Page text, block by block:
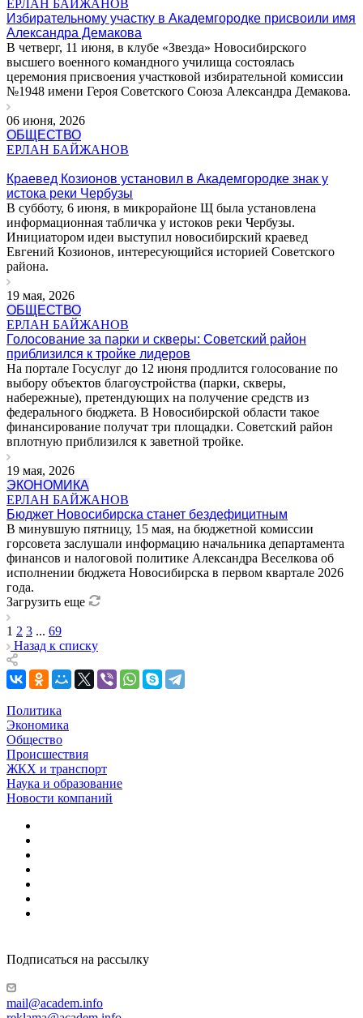
ЕРЛАН БАЙЖАНОВ
Избирательному участку в Академгородке присвоили имя
Александра Демакова
В четверг, 11 июня, в клубе «Звезда» Новосибирского
высшего военного командного училища состоялась
церемония присвоения участковой избирательной комиссии
№1948 имени Героя Советского Союза Александра Демакова.
06 июня, 2026
ОБЩЕСТВО
ЕРЛАН БАЙЖАНОВ
Краевед Козионов установил в Академгородке знак у
истока реки Чербузы
В субботу, 6 июня, в микрорайоне Щ была установлена
информационная табличка у истоков реки Чербузы.
Инициатором идеи выступил новосибирский краевед
Евгений Козионов, интересующийся историей Советского
района.
19 мая, 2026
ОБЩЕСТВО
ЕРЛАН БАЙЖАНОВ
Голосование за парки и скверы: Советский район
приблизился к тройке лидеров
На портале Госуслуг до 12 июня продлится голосование по
выбору объектов благоустройства (парки, скверы,
набережные), претендующих на получение средств из
федерального бюджета. В Новосибирской области такое
финансирование получат три площадки. Советский район
вплотную приблизился к заветной тройке.
19 мая, 2026
ЭКОНОМИКА
ЕРЛАН БАЙЖАНОВ
Бюджет Новосибирска станет бездефицитным
В минувшую пятницу, 15 мая, на бюджетной комиссии
горсовета заслушали информацию начальника департамента
финансов и налоговой политике Александра Веселкова об
исполнении бюджета Новосибирска в первом квартале 2026
года.
Загрузить еще
1 2 3 ... 69
Назад к списку
Политика
Экономика
Общество
Происшествия
ЖКХ и транспорт
Наука и образование
Новости компаний
Подписаться на рассылку
mail@academ.info